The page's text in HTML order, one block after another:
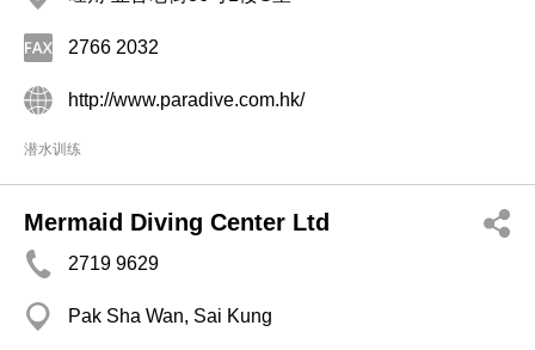
2766 2032
http://www.paradive.com.hk/
潜水训练
Mermaid Diving Center Ltd
2719 9629
Pak Sha Wan, Sai Kung